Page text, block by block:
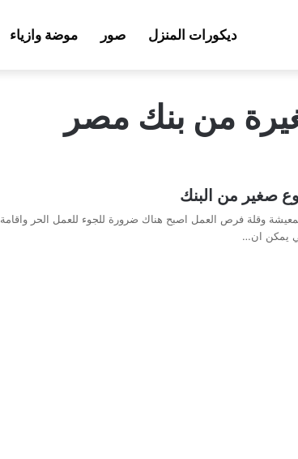
ديكورات المنزل صور موضة وازياء
من بنك مصر
صغير من البنك
وقلة فرص العمل اصبح هناك ضرورة للجوء للعمل الحر واقامة
يمكن ان…